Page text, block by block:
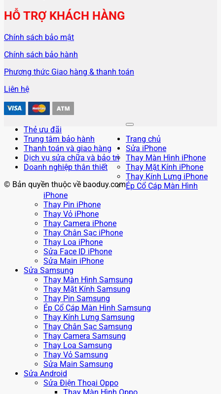
HỖ TRỢ KHÁCH HÀNG
Chính sách bảo mật
Chính sách bảo hành
Phương thức Giao hàng & thanh toán
Liên hệ
Thẻ ưu đãi
Trung tâm bảo hành
Thanh toán và giao hàng
Dịch vụ sửa chữa và bảo trì
Doanh nghiệp thân thiết
© Bản quyền thuộc về baoduy.com
Trang chủ
Sửa iPhone
Thay Màn Hình iPhone
Thay Mặt Kính iPhone
Thay Kính Lưng iPhone
Ép Cổ Cáp Màn Hình
iPhone
Thay Pin iPhone
Thay Vỏ iPhone
Thay Camera iPhone
Thay Chân Sạc iPhone
Thay Loa iPhone
Sửa Face ID iPhone
Sửa Main iPhone
Sửa Samsung
Thay Màn Hình Samsung
Thay Mặt Kính Samsung
Thay Pin Samsung
Ép Cổ Cáp Màn Hình Samsung
Thay Kính Lưng Samsung
Thay Chân Sạc Samsung
Thay Camera Samsung
Thay Loa Samsung
Thay Vỏ Samsung
Sửa Main Samsung
Sửa Android
Sửa Điện Thoại Oppo